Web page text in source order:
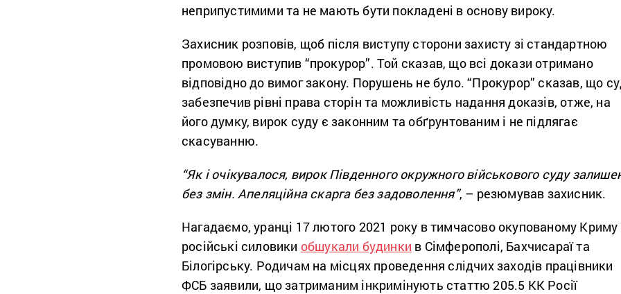
неприпустимими та не мають бути покладені в основу вироку.
Захисник розповів, щоб після виступу сторони захисту зі стандартною
промовою виступив “прокурор”. Той сказав, що всі докази отримано
відповідно до вимог закону. Порушень не було. “Прокурор” сказав, що
забезпечив рівні права сторін та можливість надання доказів, отже, на
його думку, вирок суду є законним та обґрунтованим і не підлягає
скасуванню.
“Як і очікувалося, вирок Південного окружного військового суду
без змін. Апеляційна скарга без задоволення”, – резюмував захисник.
Нагадаємо, уранці 17 лютого 2021 року в тимчасово окупованому Криму
російські силовики обшукали будинки в Сімферополі, Бахчисараї та
Білогірську. Родичам на місцях проведення слідчих заходів працівники
ФСБ заявили, що затриманим інкримінують статтю 205.5 КК Росії